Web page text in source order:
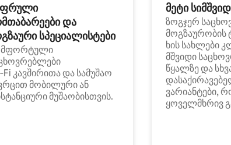
და
სპეციალისტები
კავშირითა და სამუშაო
მობილური ან
მუშაობისთვის.
მეტი
ზოგჯერ
ხის სახლები
მშვიდი
წყალზე და
ვარიანტები,
ყოველმხრივ